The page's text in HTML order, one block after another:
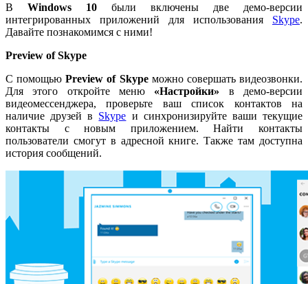
В Windows 10 были включены две демо-версии
интегрированных приложений для использования Skype.
Давайте познакомимся с ними!
Preview of Skype
С помощьюPreview of Skypeможно совершать видеозвонки.
Для этого откройте меню «Настройки» в демо-версии
видеомессенджера, проверьте ваш список контактов на
наличие друзей в Skype и синхронизируйте ваши текущие
контакты с новым приложением. Найти контакты
пользователи смогут в адресной книге. Также там доступна
история сообщений.